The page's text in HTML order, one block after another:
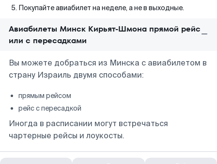
Покупайте авиабилет на неделе, а не в выходные.
Авиабилеты Минск Кирьят-Шмона прямой рейс
или с пересадками
Вы можете добраться из Минска с авиабилетом в
страну Израиль двумя способами:
прямым рейсом
рейс с пересадкой
Иногда в расписании могут встречаться
чартерные рейсы и лоукосты.